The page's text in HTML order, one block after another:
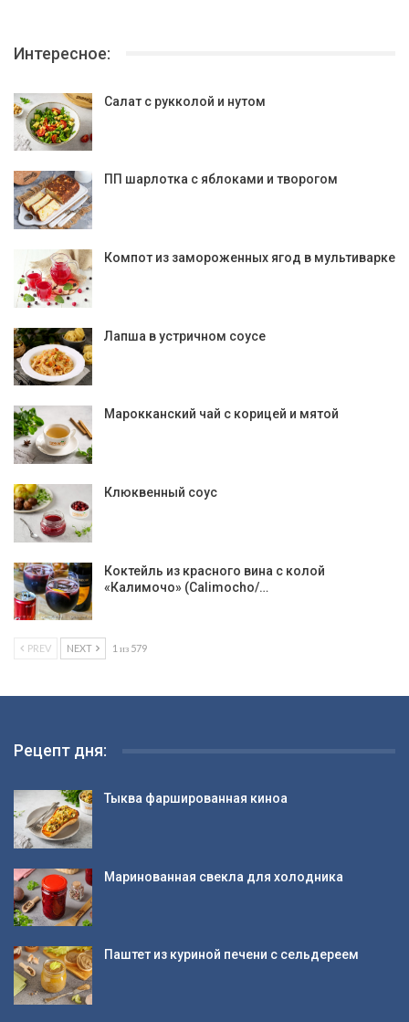
Интересное:
Салат с рукколой и нутом
ПП шарлотка с яблоками и творогом
Компот из замороженных ягод в мультиварке
Лапша в устричном соусе
Марокканский чай с корицей и мятой
Клюквенный соус
Коктейль из красного вина с колой
«Калимочо» (Calimocho/…
PREV NEXT 1 из 579
Рецепт дня:
Тыква фаршированная киноа
Маринованная свекла для холодника
Паштет из куриной печени с сельдереем